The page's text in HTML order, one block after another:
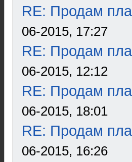
RE: Продам
06-2015, 17:27
RE: Продам
06-2015, 12:12
RE: Продам
06-2015, 18:01
RE: Продам
06-2015, 16:26